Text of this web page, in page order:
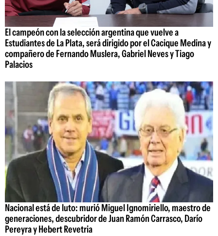
El campeón con la selección argentina que vuelve a
Estudiantes de La Plata, será dirigido por el Cacique Medina y
compañero de Fernando Muslera, Gabriel Neves y Tiago
Palacios
Nacional está de luto: murió Miguel Ignomiriello, maestro de
generaciones, descubridor de Juan Ramón Carrasco, Darío
Pereyra y Hebert Revetria